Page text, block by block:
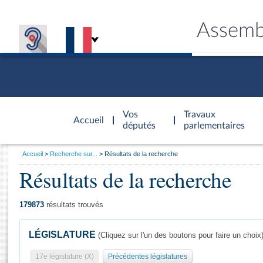
Accueil
d'accueil
Vos
députés
Travaux
parlementaires
Général
Vous
Accueil Recherche sur... Résultats de la recherche
Résultats de la recherche
179873 résultats trouvés
LÉGISLATURE (Cliquez sur l'un des boutons pour faire un choix)
17e législature (X) Précédentes législatures